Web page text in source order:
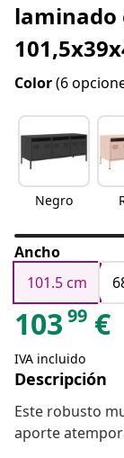
Color(6
Negro
Ancho
101.5 cm
103 99 €
IVA incluido
Descripción
Este robusto
aporte